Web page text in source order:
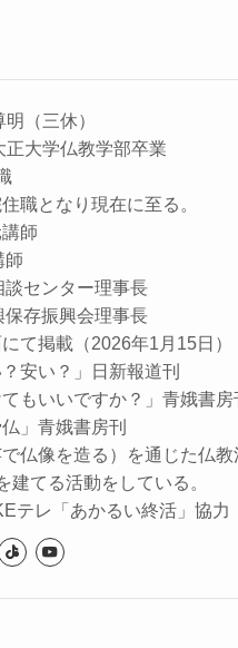
（三休）
大学仏教学部卒業
職となり現在に至る。
師
師
センター理事長
存振興会理事長
て掲載（2026年1月15日）
安い？」日新報道刊
もいいですか？」青娥書房
」青娥書房刊
仏像を造る）を通じた仏
建てる活動をしている。
テレ「あかるい終活」協力